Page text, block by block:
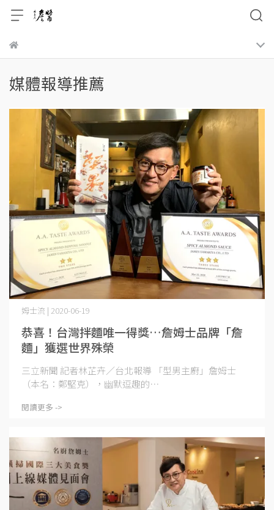
媒體報導推薦
恭喜！台灣拌麵唯一得獎…詹姆士品牌「詹
麵」獲選世界殊榮
姆士流 | 2020-06-19
三立新聞 記者林芷卉／台北報導 「型男主廚」詹姆士
（本名：鄭堅克），幽默逗趣的⋯
閱讀更多 ->